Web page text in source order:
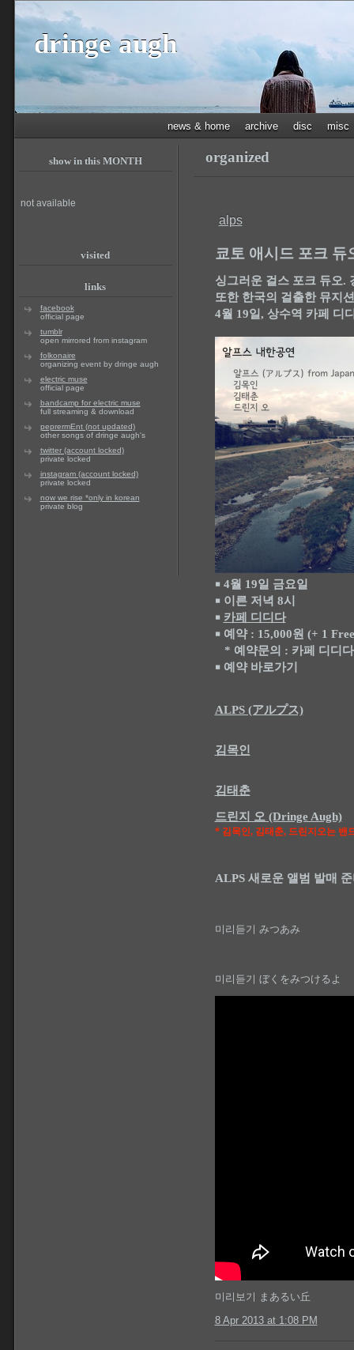
dringe augh
news & home archive disc misc
show in this MONTH
not available
visited
links
facebook
official page
tumblr
open mirrored from instagram
folkonaire
organizing event by dringe augh
electric muse
official page
bandcamp for electric muse
full streaming & download
peprermEnt (not updated)
other songs of dringe augh's
twitter (account locked)
private locked
instagram (account locked)
private locked
now we rise *only in korean
private blog
organized
alps
쿄토 애시드 포크 듀
싱그러운 걸스 포크 듀오.
또한 한국의 걸출한 뮤지
4월 19일, 상수역 카페 디
￭ 4월 19일 금요일
￭ 이른 저녁 8시
￭ 카페 디디다
￭ 예약 : 15,000원 (+ 1
* 예약문의 : 카페 디디다
￭ 예약 바로가기
ALPS (アルプス)
김목인
김태춘
드린지 오 (Dringe Augh)
* 김목인, 김태춘, 드린지오는 밴
ALPS 새로운 앨범 발매
미리듣기 みつあみ
미리듣기 ぼくをみつけるよ
미리보기 まあるい丘
8 Apr 2013 at 1:08 PM